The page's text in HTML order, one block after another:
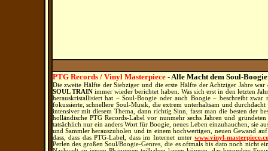
PTG Records / Vinyl Masterpiece- Alle Macht dem Soul-
Die zweite Hälfte der Siebziger und die erste Hälfte der Achtziger Jahre
SOUL TRAINimmer wieder berichtet haben. Was sich erst in den letzten
herauskristallisiert hat – Soul-Boogie oder auch Boogie – beschreibt
fokussierte, schnellere Soul-Musik, die extrem unterhaltsam und
intensiver mit diesem Thema, dann richtig Sinn, fasst man die besten der
holländische PTG Records-Label vor nunmehr sechs Jahren und
tatsächlich nur ein anders Wort für Boogie, neues Leben einzuhauchen, sie
und Sammler herauszuholen und in einem hochwertigen, neuen Gewand
dass, dass das PTG-Label, dass im Internet unterwww.vinyl-
Perlen des großen Soul/Boogie-Genres, die es oftmals bis dato noch nicht